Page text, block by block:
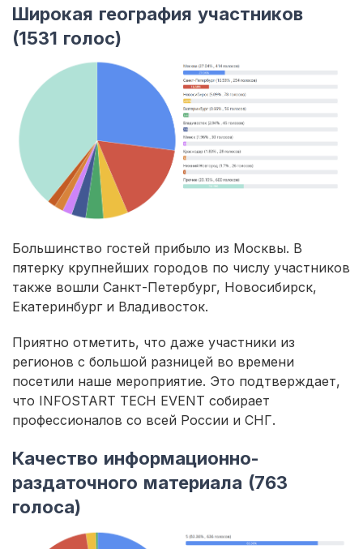
Широкая география участников
(1531 голос)
Большинство гостей прибыло из Москвы. В
пятерку крупнейших городов по числу участников
также вошли Санкт-Петербург, Новосибирск,
Екатеринбург и Владивосток.
Приятно отметить, что даже участники из
регионов с большой разницей во времени
посетили наше мероприятие. Это подтверждает,
что INFOSTART TECH EVENT собирает
профессионалов со всей России и СНГ.
Качество информационно-
раздаточного материала (763
голоса)